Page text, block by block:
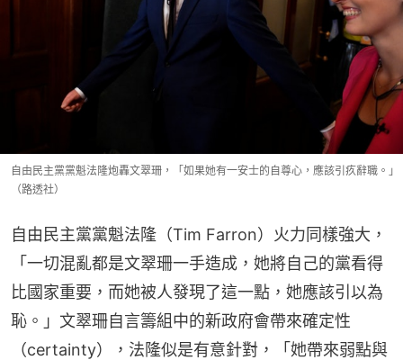
自由民主黨黨魁法隆炮轟文翠珊，「如果她有一安士的自尊心，應該引疚辭職。」
（路透社）
自由民主黨黨魁法隆（Tim Farron）火力同樣強大，
「一切混亂都是文翠珊一手造成，她將自己的黨看得
比國家重要，而她被人發現了這一點，她應該引以為
恥。」文翠珊自言籌組中的新政府會帶來確定性
（certainty），法隆似是有意針對，「她帶來弱點與